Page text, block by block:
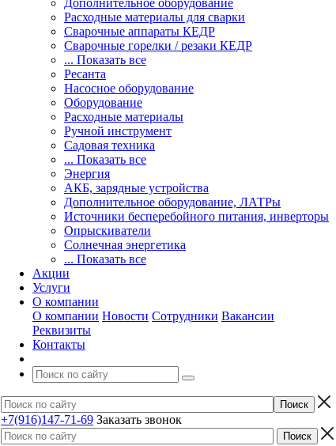
Дополнительное оборудование
Расходные материалы для сварки
Сварочные аппараты КЕДР
Сварочные горелки / резаки КЕДР
... Показать все
Ресанта
Насосное оборудование
Оборудование
Расходные материалы
Ручной инструмент
Садовая техника
... Показать все
Энергия
АКБ, зарядные устройства
Дополнительное оборудование, ЛАТРы
Источники бесперебойного питания, инверторы
Опрыскиватели
Солнечная энергетика
... Показать все
Акции
Услуги
О компании
О компании Новости Сотрудники Вакансии
Реквизиты
Контакты
+7(916)147-71-69 Заказать звонок